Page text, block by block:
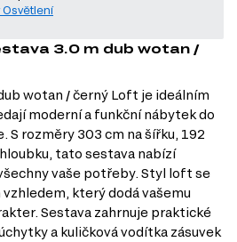
Osvětlení
3.0 m dub wotan /
wotan / černý Loft je ideálním
moderní a funkční nábytek do
S rozměry 303 cm na šířku, 192
tato sestava nabízí
vaše potřeby. Styl loft se
který dodá vašemu
Sestava zahrnuje praktické
a kuličková vodítka zásuvek